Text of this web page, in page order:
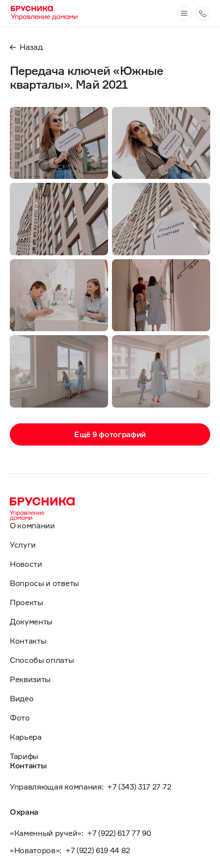
Назад
Передача ключей «Южные
кварталы». Май 2021
Ещё 9 фотографий
О компании
Услуги
Новости
Вопросы и ответы
Проекты
Документы
Контакты
Способы оплаты
Реквизиты
Видео
Фото
Карьера
Тарифы
Контакты
Управляющая компания: +7 (343) 317 27 72
Охрана
«Каменный ручей»: +7 (922) 617 77 90
«Новаторов»: +7 (922) 619 44 82